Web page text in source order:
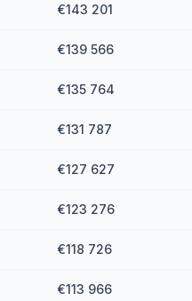
€143 201
€139 566
€135 764
€131 787
€127 627
€123 276
€118 726
€113 966